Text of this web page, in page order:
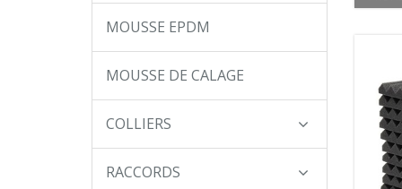
MOUSSE EPDM
MOUSSE DE CALAGE
COLLIERS
RACCORDS